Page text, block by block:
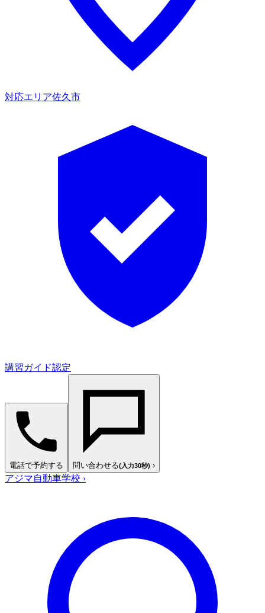
対応エリア佐久市
講習ガイド認定
電話で予約する 問い合わせる(入力30秒) ›
アジマ自動車学校 ›